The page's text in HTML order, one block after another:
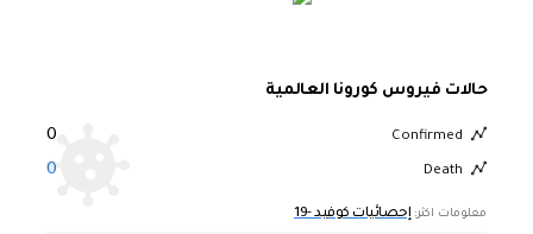
حالات فيروس كورونا العالمية
Confirmed
0
Death
0
معلومات اكثر:إحصائيات كوفيد -19